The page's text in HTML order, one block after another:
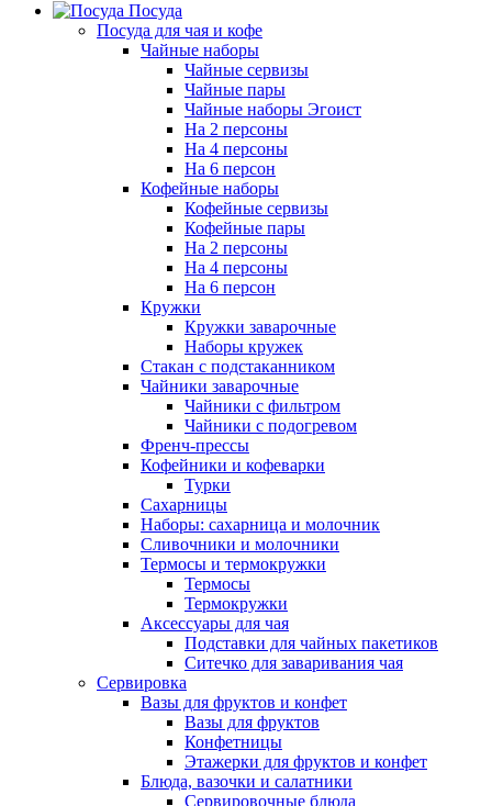
Посуда
Посуда для чая и кофе
Чайные наборы
Чайные сервизы
Чайные пары
Чайные наборы Эгоист
На 2 персоны
На 4 персоны
На 6 персон
Кофейные наборы
Кофейные сервизы
Кофейные пары
На 2 персоны
На 4 персоны
На 6 персон
Кружки
Кружки заварочные
Наборы кружек
Стакан с подстаканником
Чайники заварочные
Чайники с фильтром
Чайники с подогревом
Френч-прессы
Кофейники и кофеварки
Турки
Сахарницы
Наборы: сахарница и молочник
Сливочники и молочники
Термосы и термокружки
Термосы
Термокружки
Аксессуары для чая
Подставки для чайных пакетиков
Ситечко для заваривания чая
Сервировка
Вазы для фруктов и конфет
Вазы для фруктов
Конфетницы
Этажерки для фруктов и конфет
Блюда, вазочки и салатники
Сервировочные блюда